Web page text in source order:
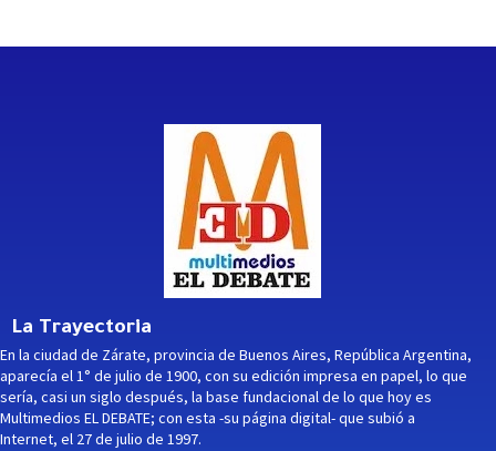
La Trayectoria
En la ciudad de Zárate, provincia de Buenos Aires, República Argentina,
aparecía el 1° de julio de 1900, con su edición impresa en papel, lo que
sería, casi un siglo después, la base fundacional de lo que hoy es
Multimedios EL DEBATE; con esta -su página digital- que subió a
Internet, el 27 de julio de 1997.